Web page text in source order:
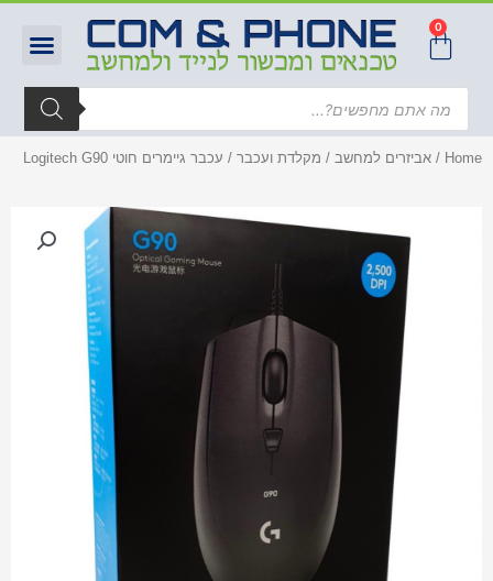
0
Home
/ אביזרים למחשב / מקלדת ועכבר / עכבר גיימרים חוטי Logitech G90